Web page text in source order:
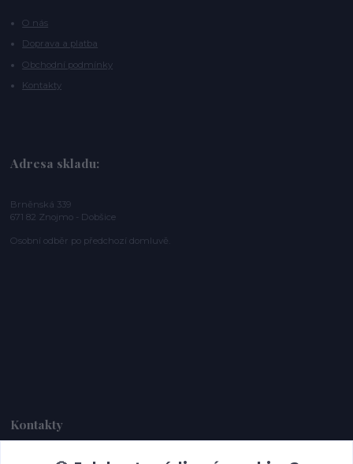
O nás
Doprava a platba
Obchodní podmínky
Kontakty
Adresa skladu:
Brněnská 339
671 82 Znojmo - Dobšice
Osobní odběr po předchozí domluvě.
Kontakty